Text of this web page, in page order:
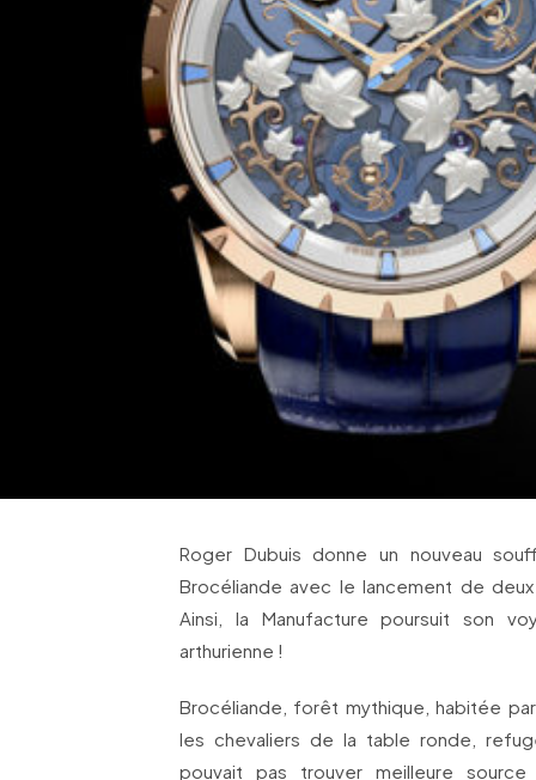
Roger Dubuis donne un nouveau
Brocéliande avec le lancement de
Ainsi, la Manufacture poursuit son
arthurienne !
Brocéliande, forêt mythique, habitée
les chevaliers de la table ronde,
pouvait pas trouver meilleure source